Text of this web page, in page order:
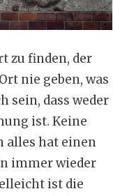
zu finden, der
nie geben, was
sein, dass weder
ist. Keine
alles hat einen
immer wieder
ist die